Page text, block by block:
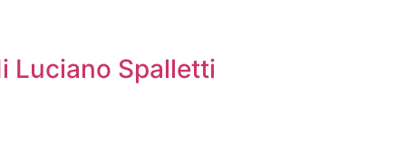
Luciano Spalletti